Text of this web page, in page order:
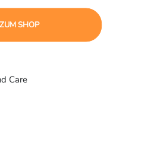
ZUM SHOP
Care